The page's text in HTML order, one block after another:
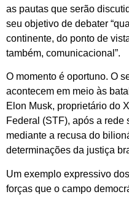
as pautas que serão
seu objetivo de debater
continente, do ponto de
também, comunicacional”.
O momento é oportuno. O
acontecem em meio às
Elon Musk, proprietário do
Federal (STF), após a rede
mediante a recusa do
determinações da justiça
Um exemplo expressivo
forças que o campo